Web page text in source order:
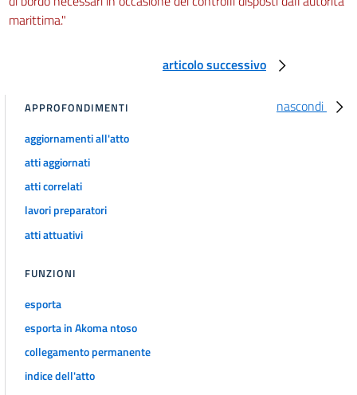
57
60
61
62
63
Disposizioni in materia di procedimenti autorizzatori relativi alle infrastrutture
di comunicazione elettronica per impianti radioelettrici e in materia di scambio
64
65
66
marittima."
articolo successivo
nascondi
APPROFONDIMENTI
aggiornamenti all'atto
atti aggiornati
atti correlati
lavori preparatori
atti attuativi
FUNZIONI
esporta
esporta in Akoma ntoso
collegamento permanente
indice dell'atto